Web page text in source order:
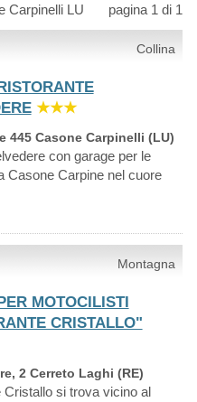
Carpinelli LU pagina 1 di 1
Collina
★★★
445 Casone Carpinelli (LU)
con garage per le
Casone Carpine nel cuore
Montagna
MOTOCILISTI
CRISTALLO"
2 Cerreto Laghi (RE)
si trova vicino al